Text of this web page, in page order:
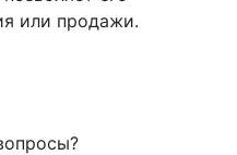
или продажи.